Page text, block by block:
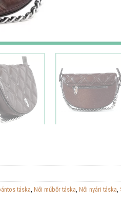
táska Női műbőr táska Női nyári táska